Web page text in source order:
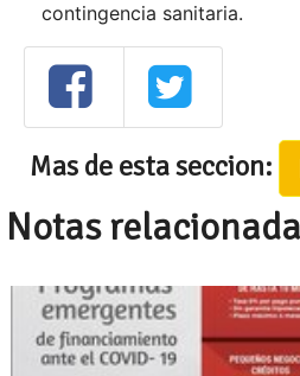
contingencia sanitaria.
Mas de esta seccion:
Notas